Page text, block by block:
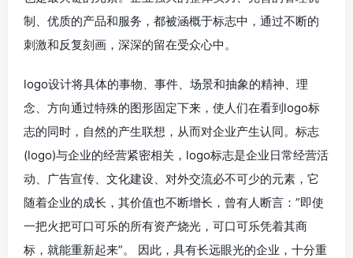
制、优质的产品和服务，都被涵概于标志中，通过不断的
刺激和反复刻画，深深的留在受众心中。
logo设计将具体的事物、事件、场景和抽象的精神、理
念、方向通过特殊的图形固定下来，使人们在看到logo标
志的同时，自然的产生联想，从而对企业产生认同。标志
(logo)与企业的经营紧密相关，logo标志是企业日常经营活
动、广告宣传、文化建设、对外交流必不可少的元素，它
随着企业的成长，其价值也不断增长，曾有人断言：”即使
一把火把可口可乐的所有资产烧光，可口可乐凭着其商
标，就能重新起来”。 因此，具有长远眼光的企业，十分重